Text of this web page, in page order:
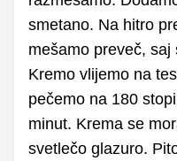
smetano. Na hitro
mešamo preveč,
Kremo vlijemo na
pečemo na 180
minut. Krema se
svetlečo glazuro.